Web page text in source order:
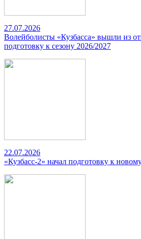
27.07.2026
Волейболисты «Кузбасса» вышли из
подготовку к сезону 2026/2027
22.07.2026
«Кузбасс-2» начал подготовку к